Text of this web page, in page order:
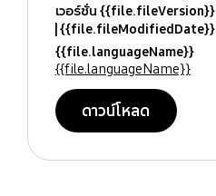
เวอร์ชั่น {{file.fileVersion}}
{{file.fileModifiedDate}}
{{file.languageName}}
{{file.languageName}}
ดาวน์โหลด